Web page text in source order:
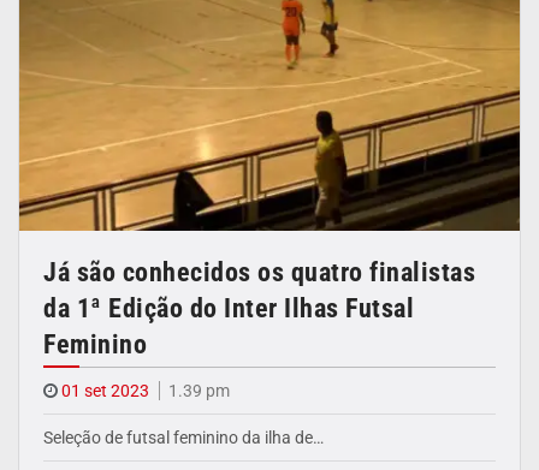
Já são conhecidos os quatro finalistas
da 1ª Edição do Inter Ilhas Futsal
Feminino
01 set 2023 1.39 pm
Seleção de futsal feminino da ilha de…